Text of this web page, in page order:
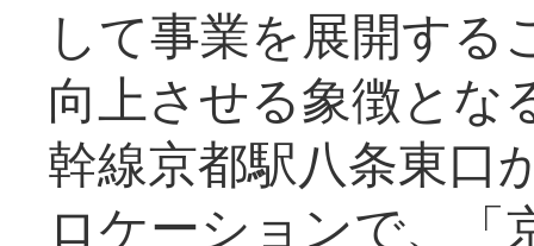
して事業を展開する
向上させる象徴とな
幹線京都駅八条東口
ロケーションで、「